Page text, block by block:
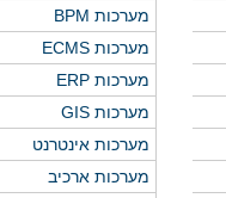
מערכות BPM
מערכות ECMS
מערכות ERP
מערכות GIS
מערכות אינטרנט
מערכות ארכיב